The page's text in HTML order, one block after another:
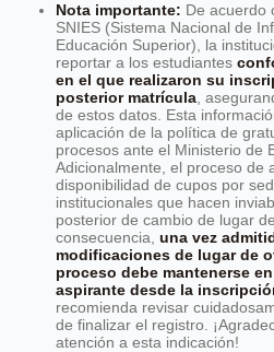
Nota importante: De acuerdo
SNIES (Sistema Nacional de
Educación Superior), la
reportar a los estudiantes
en el que realizaron su
posterior matrícula ,
de estos datos. Esta
aplicación de la política de
procesos ante el Ministerio de
Adicionalmente, el proceso de
disponibilidad de cupos por
institucionales que hacen
posterior de cambio de lugar
consecuencia, una vez
modificaciones de lugar de
proceso debe mantenerse
aspirante desde la
recomienda revisar
de finalizar el registro.
atención a esta indicación!